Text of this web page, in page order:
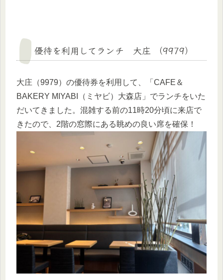
優待を利用してランチ 大庄 （9979）
大庄（9979）の優待券を利用して、「CAFE＆
BAKERY MIYABI（ミヤビ）大森店」でランチをいた
だいてきました。混雑する前の11時20分頃に来店で
きたので、2階の窓際にある眺めの良い席を確保！